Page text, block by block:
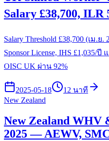
Salary £38,700, ILR
Salary Threshold £38,700 (เม.ย.
Sponsor License, IHS £1,035/
OISC UK ผ่าน 92%
2025-05-18
12 นาที
New Zealand
New Zealand WHV
2025 — AEWV,